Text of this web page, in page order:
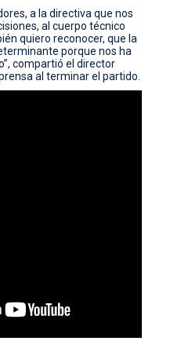
a la directiva que nos
al cuerpo técnico
quiero reconocer, que la
porque nos ha
compartió el director
al terminar el partido.